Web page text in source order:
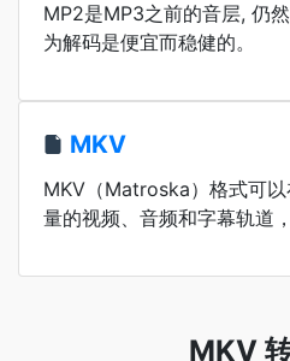
MP2是MP3之前的音层, 仍
为解码是便宜而稳健的。
MKV
MKV（Matroska）格式可
量的视频、音频和字幕轨道
MKV